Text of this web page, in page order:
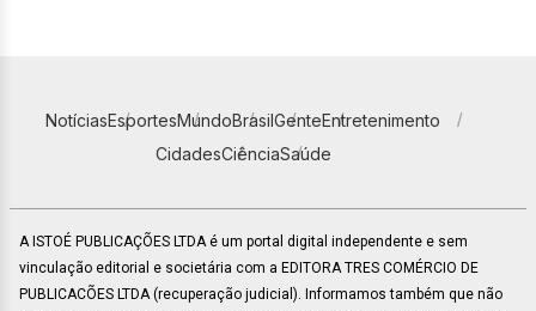
NotíciasEsportesMundoBrasilGenteEntretenimento
CidadesCiênciaSaúde
A ISTOÉ PUBLICAÇÕES LTDA é um portal digital independente e sem
vinculação editorial e societária com a EDITORA TRES COMÉRCIO DE
PUBLICACÕES LTDA (recuperação judicial). Informamos também que não